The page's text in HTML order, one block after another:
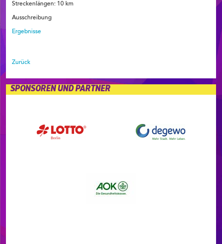
Streckenlängen: 10 km
Ausschreibung
Ergebnisse
Zurück
SPONSOREN UND PARTNER